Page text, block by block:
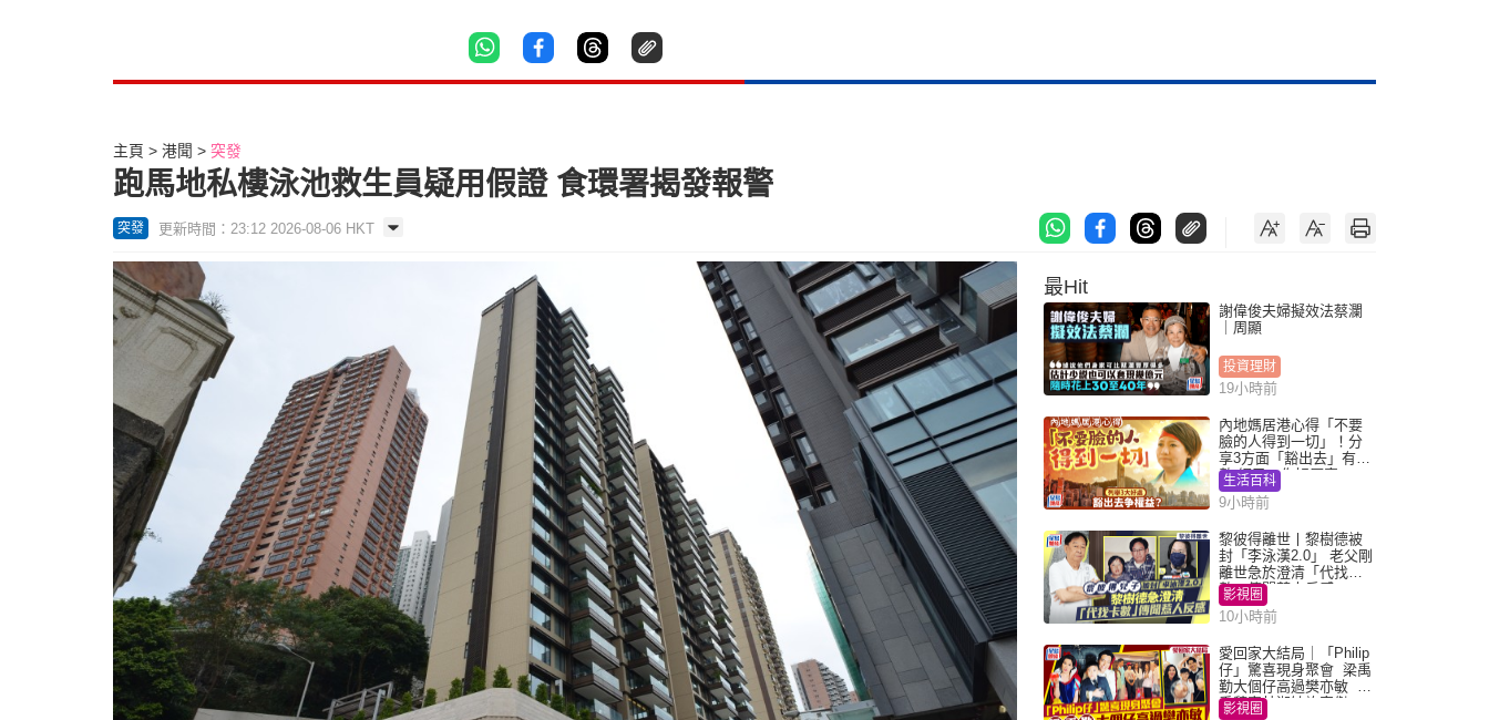
主頁 港聞 突發
跑馬地私樓泳池救生員疑用假證 食環署揭發報警
突發 更新時間：23:12 2026-08-06 HKT
最Hit
謝偉俊夫婦擬效法蔡瀾
｜周顯
投資理財
19小時前
內地媽居港心得「不要
臉的人得到一切」！分
享3方面「豁出去」有著
數 網民：你好厲害
生活百科
9小時前
黎彼得離世丨黎樹德被
封「李泳漢2.0」 老父剛
離世急於澄清「代找卡
數」傳聞惹人反感
影視圈
10小時前
愛回家大結局｜「Philip
仔」驚喜現身聚會 梁禹
勤大個仔高過樊亦敏 超
乖黐實林淑敏許家傑
影視圈